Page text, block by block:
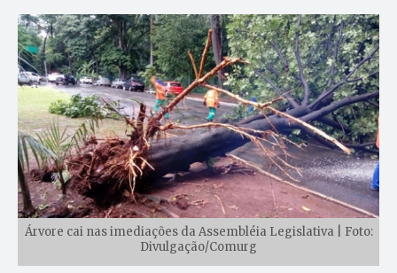
Árvore cai nas imediações da Assembléia Legislativa | Foto:
Divulgação/Comurg